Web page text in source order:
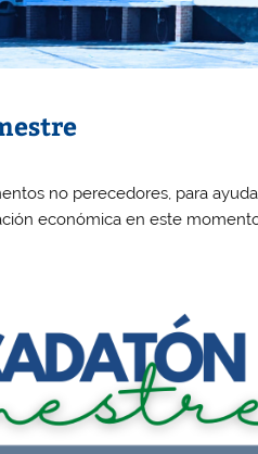
no perecedores, para
económica en este